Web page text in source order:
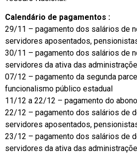
Calendário de pagamentos :
29/11 – pagamento dos salários de
servidores aposentados,
30/11 – pagamento dos salários de
servidores da ativa das
07/12 – pagamento da segunda
funcionalismo público estadual
11/12 a 22/12 – pagamento do
22/12 – pagamento dos salários de
servidores aposentados,
23/12 – pagamento dos salários de
servidores da ativa das